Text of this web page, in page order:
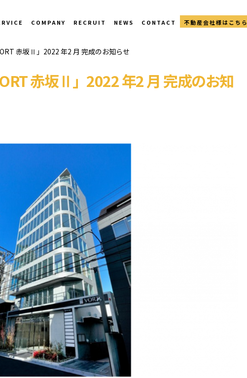
COMPANY RECRUIT NEWS CONTACT 不動産会社様はこちら
赤坂Ⅱ」2022 年2 月 完成のお知らせ
赤坂Ⅱ」2022 年2 月 完成のお知